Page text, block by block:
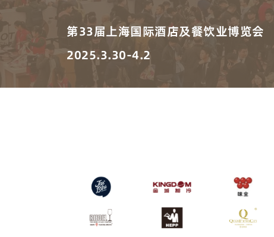
第33届上海国际酒店及餐饮业博览会
2025.3.30-4.2